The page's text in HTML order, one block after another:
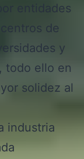
entidades
de
y
todo ello en
solidez al
industria